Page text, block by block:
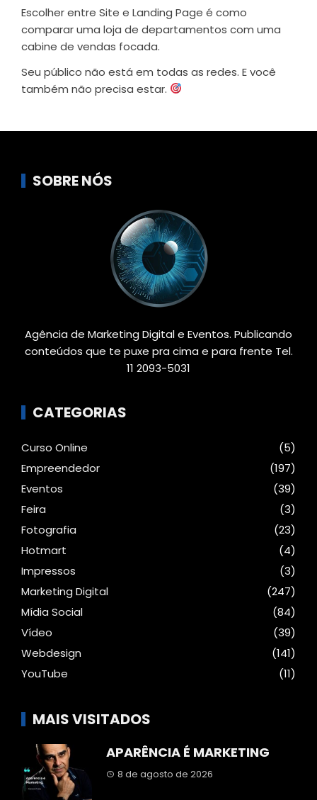
Escolher entre Site e Landing Page é como
comparar uma loja de departamentos com uma
cabine de vendas focada.
Seu público não está em todas as redes. E você
também não precisa estar.
SOBRE NÓS
Agência de Marketing Digital e Eventos. Publicando
conteúdos que te puxe pra cima e para frente Tel.
11 2093-5031
CATEGORIAS
Curso Online
(5)
Empreendedor
(197)
Eventos
(39)
Feira
(3)
Fotografia
(23)
Hotmart
(4)
Impressos
(3)
Marketing Digital
(247)
Mídia Social
(84)
Vídeo
(39)
Webdesign
(141)
YouTube
(11)
MAIS VISITADOS
APARÊNCIA É MARKETING
8 de agosto de 2026